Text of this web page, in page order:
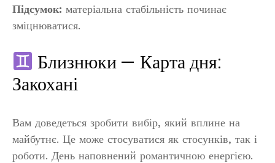
Підсумок: матеріальна стабільність починає
зміцнюватися.
Близнюки — Карта дня:
Закохані
Вам доведеться зробити вибір, який вплине на
майбутнє. Це може стосуватися як стосунків, так і
роботи. День наповнений романтичною енергією.